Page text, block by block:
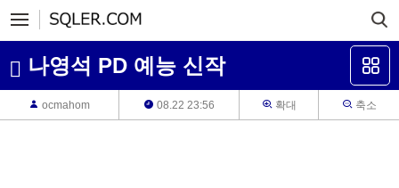
나영석 PD 예능 신작
ocmahom 08.22 23:56 확대 축소